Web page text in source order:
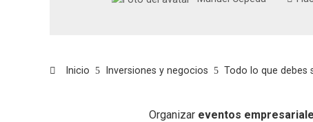
Inicio Inversiones y negocios Todo lo que debes
Organizar eventos